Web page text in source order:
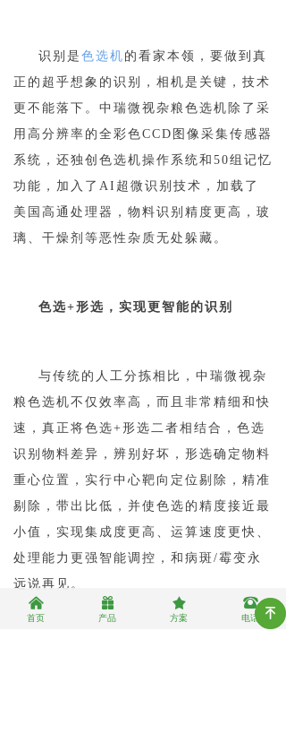
识别是 色选机 的看家本领，要做到真
正的超乎想象的识别，相机是关键，技术
更不能落下。中瑞微视杂粮色选机除了采
用高分辨率的全彩色CCD图像采集传感器
系统，还独创色选机操作系统和50组记忆
功能，加入了AI超微识别技术，加载了
美国高通处理器，物料识别精度更高，玻
璃、干燥剂等恶性杂质无处躲藏。
色选+形选，实现更智能的识别
与传统的人工分拣相比，中瑞微视杂
粮色选机不仅效率高，而且非常精细和快
速，真正将色选+形选二者相结合，色选
识别物料差异，辨别好坏，形选确定物料
重心位置，实行中心靶向定位剔除，精准
剔除，带出比低，并使色选的精度接近最
小值，实现集成度更高、运算速度更快、
处理能力更强智能调控，和病斑/霉变永
远说再见。
낀
首页
끣
产品
끄
方案
뀰
电话 녠